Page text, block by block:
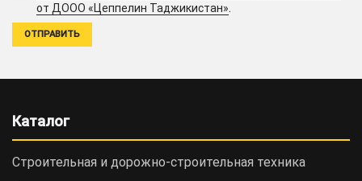
от ДООО «Цеппелин Таджикистан».
Каталог
Строительная и дорожно-cтроительная техника